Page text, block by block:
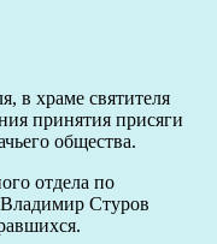
в храме святителя
принятия присяги
общества.
отдела по
Владимир Стуров